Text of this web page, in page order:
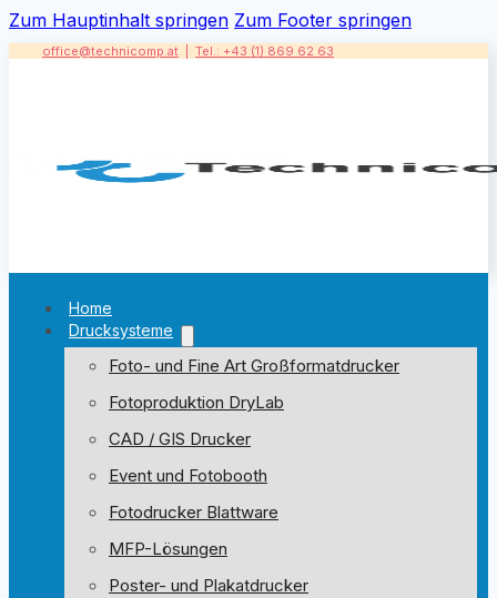
Zum Hauptinhalt springen Zum Footer springen
office@technicomp.at Tel.: +43 (1) 869 62 63
Home
Drucksysteme
Foto- und Fine Art Großformatdrucker
Fotoproduktion DryLab
CAD / GIS Drucker
Event und Fotobooth
Fotodrucker Blattware
MFP-Lösungen
Poster- und Plakatdrucker